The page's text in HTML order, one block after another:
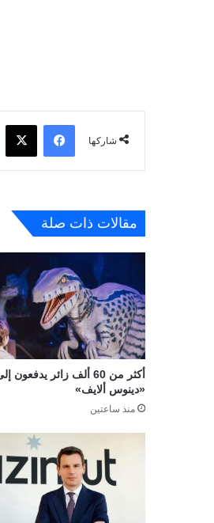
شاركها
فيسبوك
مقالات ذات صلة
أكثر من 60 ألف زائر
«دينوس ألايف»
منذ ساعتين